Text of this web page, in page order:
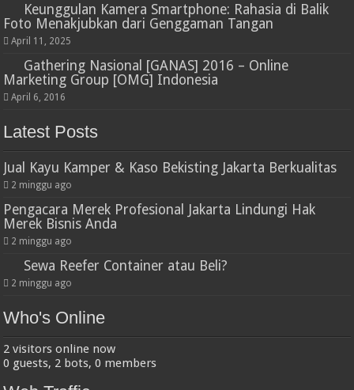
Keunggulan Kamera Smartphone: Rahasia di Balik
Foto Menakjubkan dari Genggaman Tangan
April 11, 2025
Gathering Nasional [GANAS] 2016 – Online
Marketing Group [OMG] Indonesia
April 6, 2016
Latest Posts
Jual Kayu Kamper & Kaso Bekisting Jakarta Berkualitas
2 minggu ago
Pengacara Merek Profesional Jakarta Lindungi Hak
Merek Bisnis Anda
2 minggu ago
Sewa Reefer Container atau Beli?
2 minggu ago
Who's Online
2 visitors online now
0 guests, 2 bots, 0 members